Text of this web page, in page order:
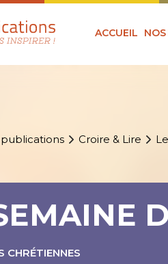
ACCUEIL
Croire & Lire
CHRÉTIENNES